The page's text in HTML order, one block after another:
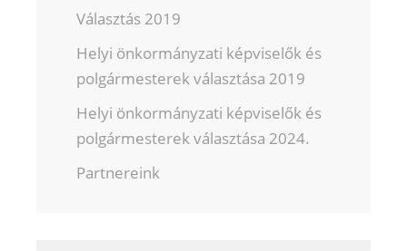
Választás 2019
Helyi önkormányzati képviselők és
polgármesterek választása 2019
Helyi önkormányzati képviselők és
polgármesterek választása 2024.
Partnereink